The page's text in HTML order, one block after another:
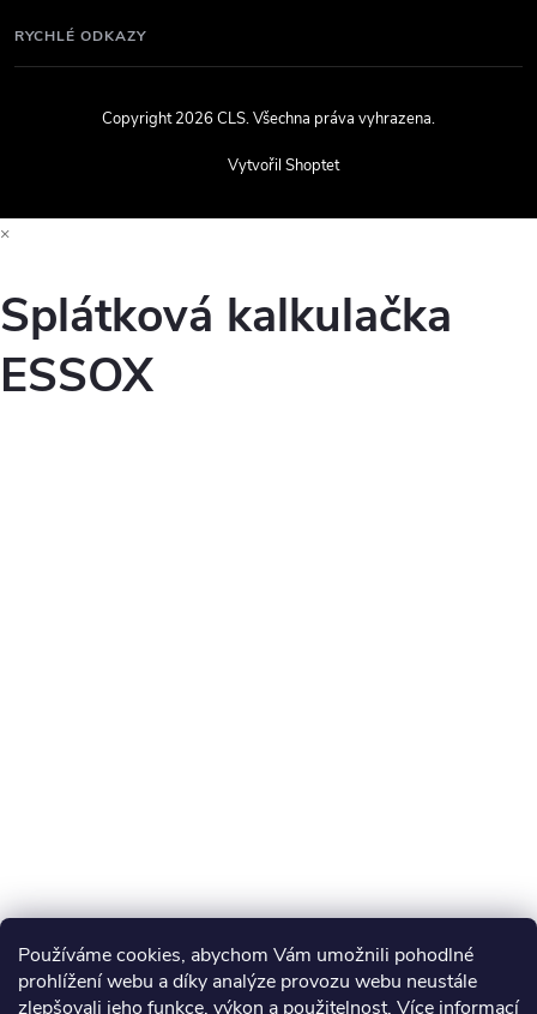
Používáme cookies, abychom Vám umožnili pohodlné
prohlížení webu a díky analýze provozu webu neustále
zlepšovali jeho funkce, výkon a použitelnost. Více informací
RYCHLÉ ODKAZY
Vytvořil Shoptet
Copyright 2026CLS. Všechna práva vyhrazena.
×
Splátková kalkulačka
ESSOX